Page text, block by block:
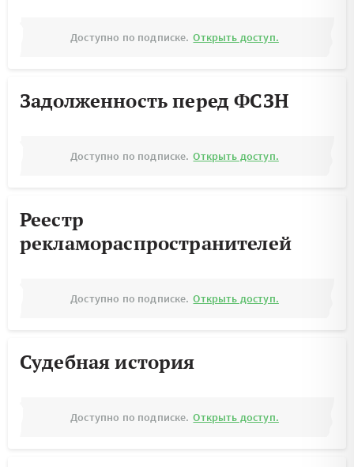
Доступно по подписке. Открыть доступ.
Задолженность перед ФСЗН
Доступно по подписке. Открыть доступ.
Реестр
рекламораспространителей
Доступно по подписке. Открыть доступ.
Судебная история
Доступно по подписке. Открыть доступ.